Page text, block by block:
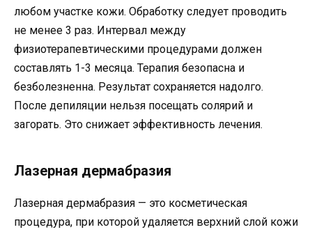
любом участке кожи. Обработку следует проводить
не менее 3 раз. Интервал между
физиотерапевтическими процедурами должен
составлять 1-3 месяца. Терапия безопасна и
безболезненна. Результат сохраняется надолго.
После депиляции нельзя посещать солярий и
загорать. Это снижает эффективность лечения.
Лазерная дермабразия
Лазерная дермабразия — это косметическая
процедура, при которой удаляется верхний слой кожи